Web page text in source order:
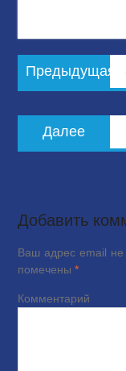
Навигация
по
Предыдущая
Далее
Добавить
Ваш адрес email не
помечены *